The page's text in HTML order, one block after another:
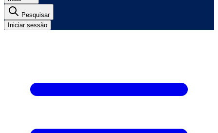
Pesquisar
Iniciar sessão